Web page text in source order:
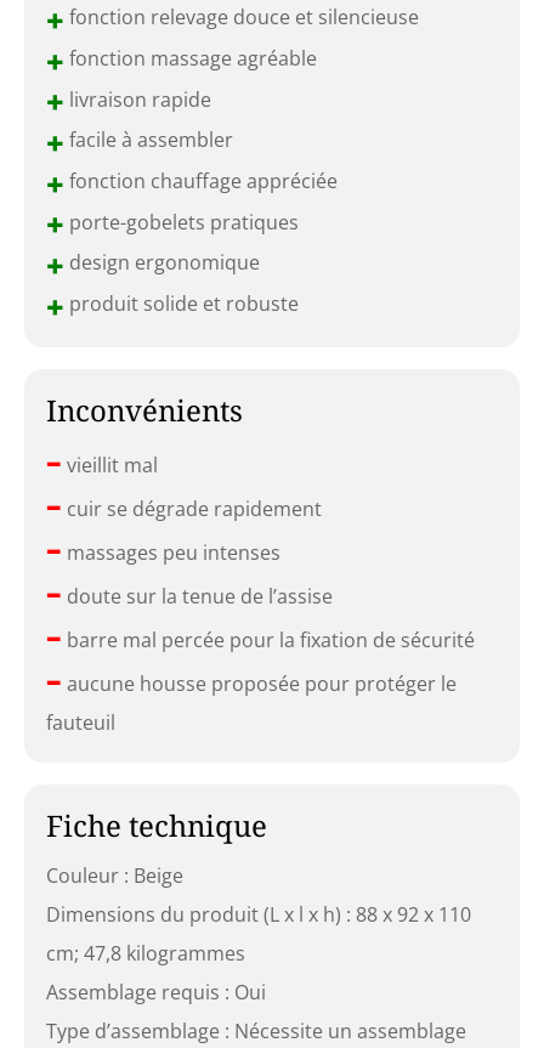
+ fonction relevage douce et silencieuse
+ fonction massage agréable
+ livraison rapide
+ facile à assembler
+ fonction chauffage appréciée
+ porte-gobelets pratiques
+ design ergonomique
+ produit solide et robuste
Inconvénients
– vieillit mal
– cuir se dégrade rapidement
– massages peu intenses
– doute sur la tenue de l’assise
– barre mal percée pour la fixation de sécurité
– aucune housse proposée pour protéger le
fauteuil
Fiche technique
Couleur : Beige
Dimensions du produit (L x l x h) : 88 x 92 x 110
cm; 47,8 kilogrammes
Assemblage requis : Oui
Type d’assemblage : Nécessite un assemblage